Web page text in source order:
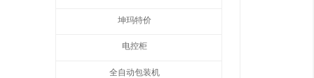
坤玛特价
电控柜
全自动包装机